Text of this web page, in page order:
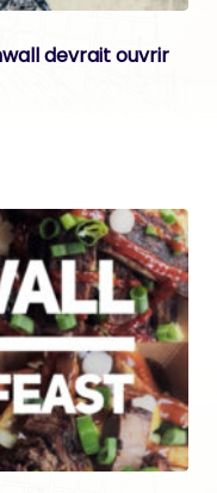
devrait ouvrir